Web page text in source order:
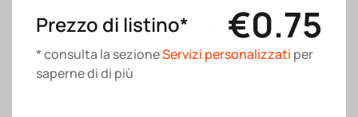
Prezzo di listino* €0.75
* consulta la sezioneServizi personalizzati per
saperne di di più